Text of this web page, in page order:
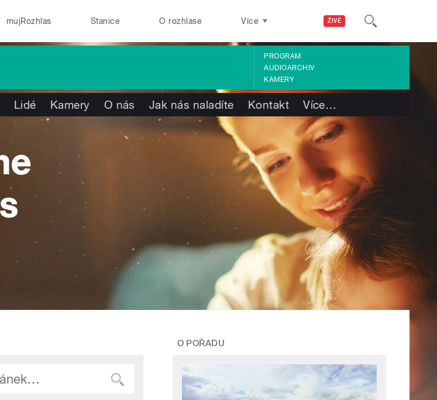
ŽIVĚ
mujRozhlas Stanice O rozhlase Více
PROGRAM
AUDIOARCHIV
KAMERY
Lidé Kamery O nás Jak nás naladíte Kontakt Více…
O POŘADU